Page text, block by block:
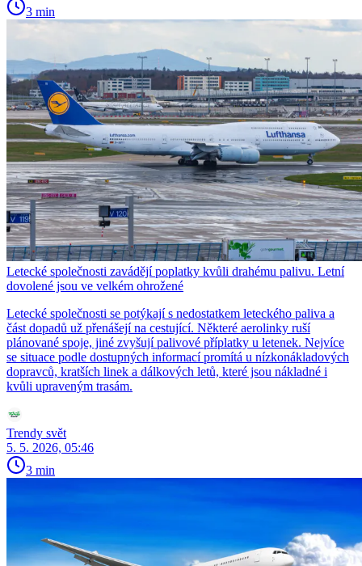
3 min
Letecké společnosti zavádějí poplatky kvůli drahému palivu. Letní
dovolené jsou ve velkém ohrožené
Letecké společnosti se potýkají s nedostatkem leteckého paliva a
část dopadů už přenášejí na cestující. Některé aerolinky ruší
plánované spoje, jiné zvyšují palivové příplatky u letenek. Nejvíce
se situace podle dostupných informací promítá u nízkonákladových
dopravců, kratších linek a dálkových letů, které jsou nákladné i
kvůli upraveným trasám.
Trendy svět
5. 5. 2026, 05:46
3 min